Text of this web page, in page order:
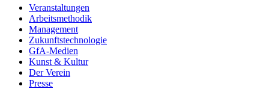
Veranstaltungen
Arbeitsmethodik
Management
Zukunftstechnologie
GfA-Medien
Kunst & Kultur
Der Verein
Presse